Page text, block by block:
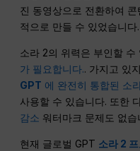
진 동영상으로 전환하여
적으로 만들 수 있었습니다.
소라 2의 위력은 부인할 수
가 필요합니다.. 가지고 있
GPT 에 완전히 통합된 소
사용할 수 있습니다. 또한
감소 워터마크 문제도 없습
현재 글로벌 GPT 소라 2